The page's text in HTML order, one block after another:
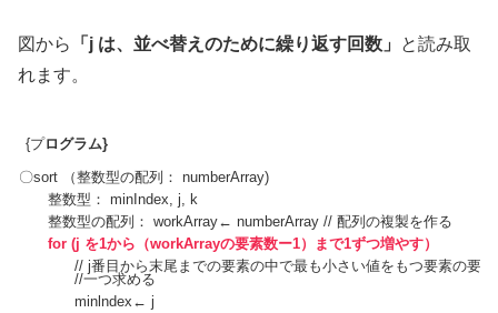
図から 「j は、並べ替えのために繰り返す回数」
と読み取
れます。
{プログラム}
〇sort （整数型の配列： numberArray)
整数型： minIndex, j, k
整数型の配列： workArray← numberArray // 配列の複製を作る
for (j を1から（workArrayの要素数ー1）まで1ずつ増やす）
// j番目から末尾までの要素の中で最も小さい値をもつ要素の要
//一つ求める
minlndex← j